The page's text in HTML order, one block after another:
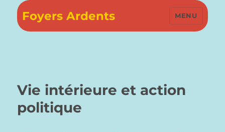
Foyers Ardents MENU
Vie intérieure et action
politique